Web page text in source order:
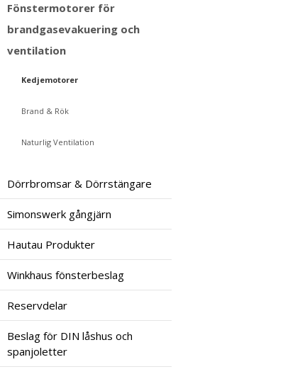
Fönstermotorer för
brandgasevakuering och
ventilation
Kedjemotorer
Brand & Rök
Naturlig Ventilation
Dörrbromsar & Dörrstängare
Simonswerk gångjärn
Hautau Produkter
Winkhaus fönsterbeslag
Reservdelar
Beslag för DIN låshus och
spanjoletter